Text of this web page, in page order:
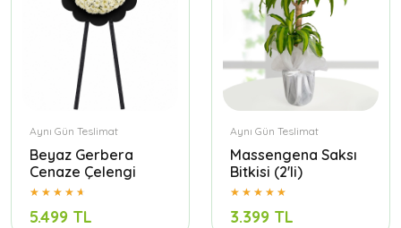
Aynı Gün Teslimat
Beyaz Gerbera
Cenaze Çelengi
5.499 TL
Aynı Gün Teslimat
Massengena Saksı
Bitkisi (2'li)
3.399 TL